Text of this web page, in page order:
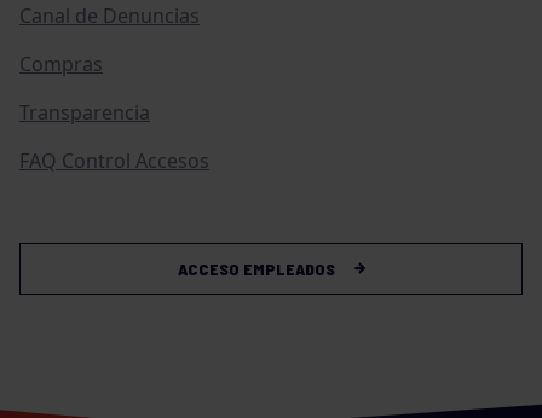
Canal de Denuncias
Compras
Transparencia
FAQ Control Accesos
ACCESO EMPLEADOS